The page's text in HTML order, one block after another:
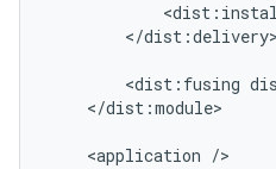
</dist:delivery>
<dist:fusing
</dist:module>
<application />